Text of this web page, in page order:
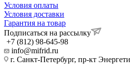
Условия оплаты
Условия доставки
Гарантия на товар
Подписаться на рассылку
+7 (812) 98-645-98
info@mifrid.ru
г. Санкт-Петербург, пр-кт